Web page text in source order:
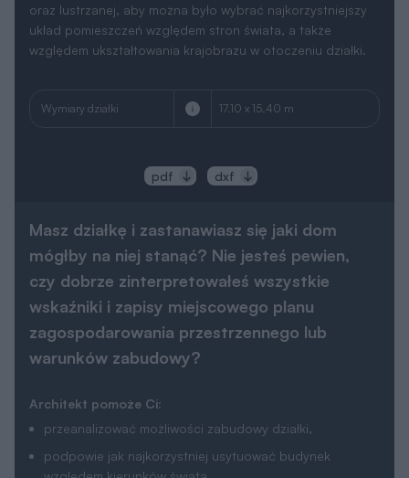
oraz lustrzanej, aby można było wybrać najkorzystniejszy
układ pomieszczeń względem stron świata, a także
względem ukształtowania krajobrazu w otoczeniu działki.
Wymiary działki 17.10 x 15.40 m
pdf dxf
Masz działkę i zastanawiasz się jaki dom
mógłby na niej stanąć? Nie jesteś pewien,
czy dobrze zinterpretowałeś wszystkie
wskaźniki i zapisy miejscowego planu
zagospodarowania przestrzennego lub
warunków zabudowy?
Architekt pomoże Ci:
przeanalizować możliwości zabudowy działki,
podpowie jak najkorzystniej usytuować budynek